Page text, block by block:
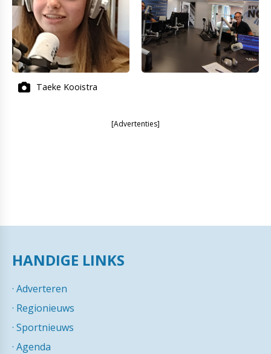
Taeke Kooistra
[Advertenties]
HANDIGE LINKS
· Adverteren
· Regionieuws
· Sportnieuws
· Agenda